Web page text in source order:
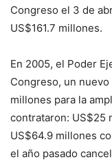
Congreso el 3 de
US$161.7 millones.
En 2005, el Poder
Congreso, un
millones para la
contrataron: US$25
US$64.9 millones
el año pasado